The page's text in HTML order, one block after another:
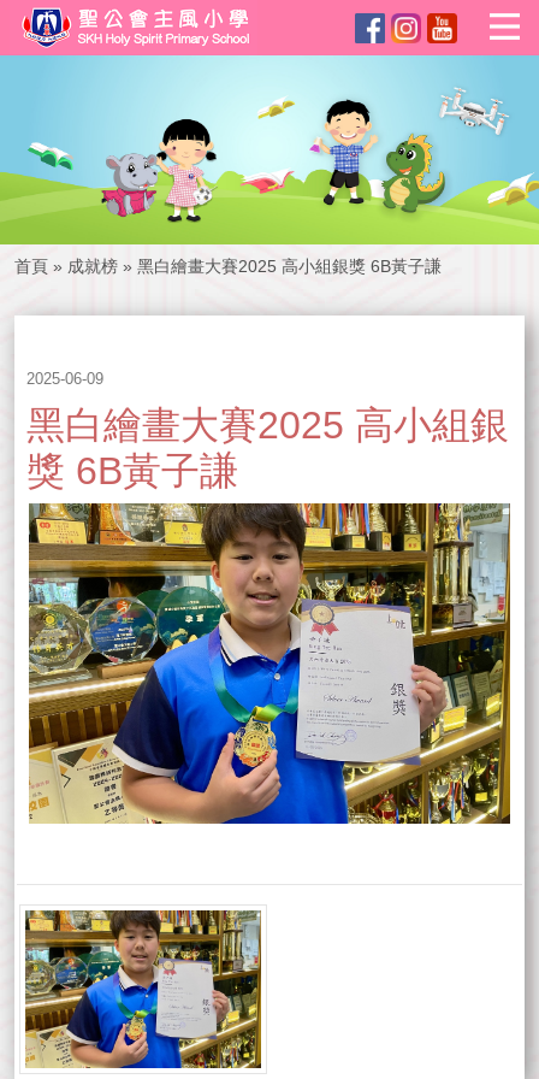
首頁 » 成就榜 » 黑白繪畫大賽2025 高小組銀獎 6B黃子謙
2025-06-09
黑白繪畫大賽2025 高小組銀
獎 6B黃子謙